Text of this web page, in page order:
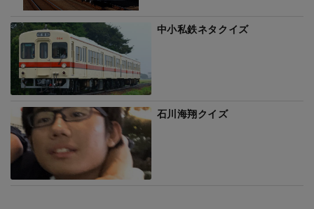
中小私鉄ネタクイズ
石川海翔クイズ